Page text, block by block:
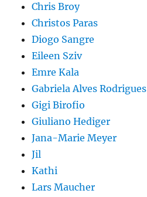
Chris Broy
Christos Paras
Diogo Sangre
Eileen Sziv
Emre Kala
Gabriela Alves Rodrigues
Gigi Birofio
Giuliano Hediger
Jana-Marie Meyer
Jil
Kathi
Lars Maucher